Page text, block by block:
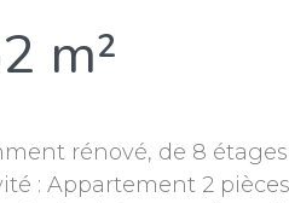
m²
rénové, de 8
: Appartement 2